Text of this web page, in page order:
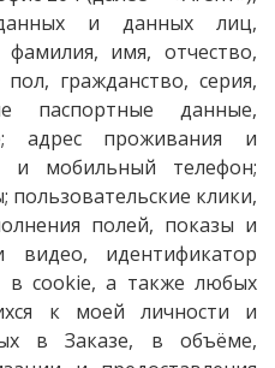
и данных лиц,
имя, отчество,
гражданство, серия,
паспортные данные,
адрес проживания и
и мобильный телефон;
пользовательские клики,
полей, показы и
идентификатор
в cookie, а также любых
к моей личности и
в Заказе, в объёме,